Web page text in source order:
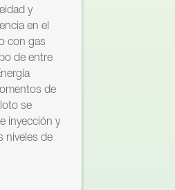
y
en el
con gas
de entre
de
se
inyección y
niveles de